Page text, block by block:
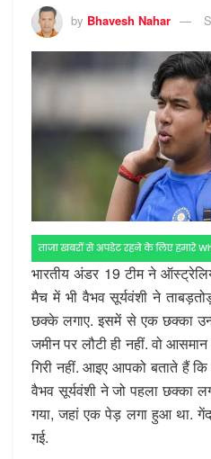
by Bhavesh Nahar
भारतीय अंडर 19 टीम ने
मैच में भी वैभव सूर्यवंशी ने
छक्के लगाए. इसमें से एक छक्का
जमीन पर लौटी ही नहीं. वो
गिरी नहीं. आइए आपको बताते हैं
वैभव सूर्यवंशी ने जो पहला छक्का
गया, जहां एक पेड़ लगा हुआ था.
गई.